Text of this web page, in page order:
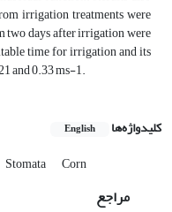
irrigation treatments were
two days after irrigation were
time for irrigation and its
and 0.33 ms-1.
کلیدواژه‌ها English
Stomata Corn
مراجع